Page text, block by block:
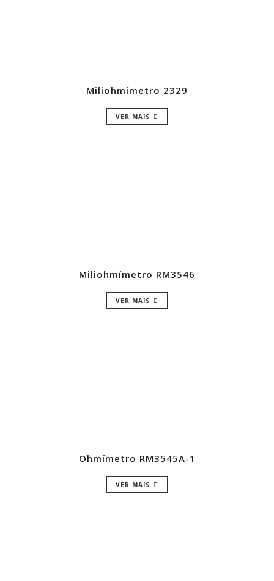
Miliohmímetro 2329
VER MAIS
Miliohmímetro RM3546
VER MAIS
Ohmímetro RM3545A-1
VER MAIS